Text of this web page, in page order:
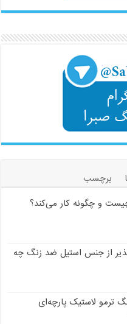
برچسب
و چگونه کار می‌کند؟
از جنس استیل ضد زنگ چه
ترمو لاستیک پارچه‌ای